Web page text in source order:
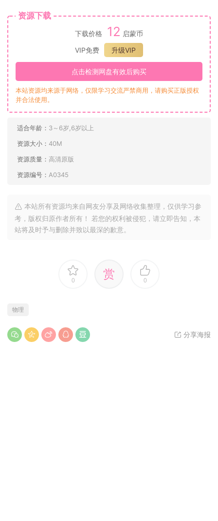
资源下载
下载价格 12 启蒙币
VIP免费
升级VIP
点击检测网盘有效后购买
本站资源均来源于网络，仅限学习交流严禁商用，请购买正版授权
并合法使用。
适合年龄： 3～6岁,6岁以上
资源大小： 40M
资源质量： 高清原版
资源编号： A0345
本站所有资源均来自网友分享及网络收集整理，仅供学习参
考，版权归原作者所有！ 若您的权利被侵犯，请立即告知，本
站将及时予与删除并致以最深的歉意。
0 赏 0
物理
分享海报